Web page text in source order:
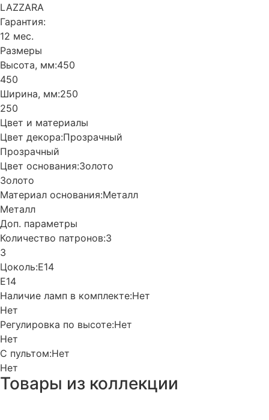
LAZZARA
Гарантия:
12 мес.
Размеры
Высота, мм:450
450
Ширина, мм:250
250
Цвет и материалы
Цвет декора:Прозрачный
Прозрачный
Цвет основания:Золото
Золото
Материал основания:Металл
Металл
Доп. параметры
Количество патронов:3
3
Цоколь:Е14
Е14
Наличие ламп в комплекте:Нет
Нет
Регулировка по высоте:Нет
Нет
С пультом:Нет
Нет
Товары из коллекции